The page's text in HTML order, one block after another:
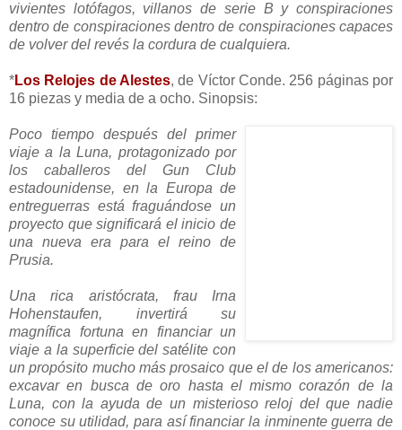
vivientes lotófagos, villanos de serie B y conspiraciones
dentro de conspiraciones dentro de conspiraciones capaces
de volver del revés la cordura de cualquiera.
*Los Relojes de Alestes, de Víctor Conde. 256 páginas por
16 piezas y media de a ocho. Sinopsis:
Poco tiempo después del primer
viaje a la Luna, protagonizado por
los caballeros del Gun Club
estadounidense, en la Europa de
entreguerras está fraguándose un
proyecto que significará el inicio de
una nueva era para el reino de
Prusia.
Una rica aristócrata, frau Irna
Hohenstaufen, invertirá su
magnífica fortuna en financiar un
viaje a la superficie del satélite con
un propósito mucho más prosaico que el de los americanos:
excavar en busca de oro hasta el mismo corazón de la
Luna, con la ayuda de un misterioso reloj del que nadie
conoce su utilidad, para así financiar la inminente guerra de